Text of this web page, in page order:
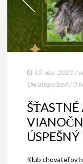
15. dec. 2023/
Uncategorized/0
ŠŤASTNÉ
Klub chovateľov